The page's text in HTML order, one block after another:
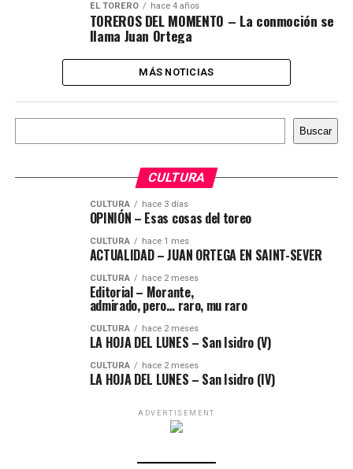
EL TORERO hace 4 años
TOREROS DEL MOMENTO – La conmoción se
llama Juan Ortega
MÁS NOTICIAS
Buscar
Buscar
CULTURA
CULTURA hace 3 días
OPINIÓN – Esas cosas del toreo
CULTURA hace 1 mes
ACTUALIDAD – JUAN ORTEGA EN SAINT-SEVER
CULTURA hace 2 meses
Editorial – Morante,
admirado, pero… raro, mu raro
CULTURA hace 2 meses
LA HOJA DEL LUNES – San Isidro (V)
CULTURA hace 2 meses
LA HOJA DEL LUNES – San Isidro (IV)
ADVERTISEMENT